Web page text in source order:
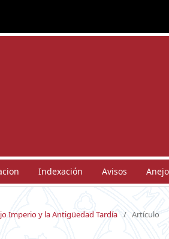
Indexación Avisos
Imperio y la Antigüedad Tardía / Artículo